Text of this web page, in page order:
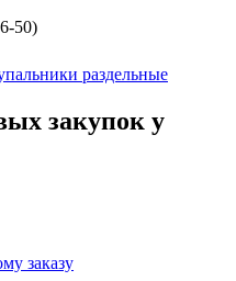
50)
раздельные
закупок у
заказу